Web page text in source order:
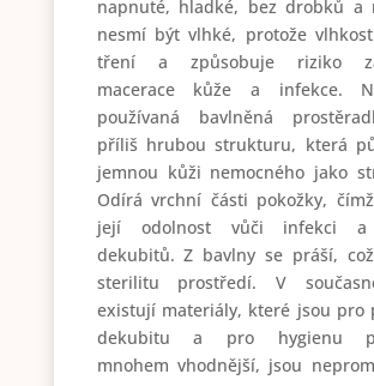
napnuté, hladké, bez drobků a
nesmí být vlhké, protože
tření a způsobuje riziko
macerace kůže a infekce.
používaná bavlněná
příliš hrubou strukturu, která
jemnou kůži nemocného jako
Odírá vrchní části pokožky,
její odolnost vůči infekci a
dekubitů. Z bavlny se práší,
sterilitu prostředí. V
existují materiály, které jsou pro
dekubitu a pro hygienu
mnohem vhodnější, jsou